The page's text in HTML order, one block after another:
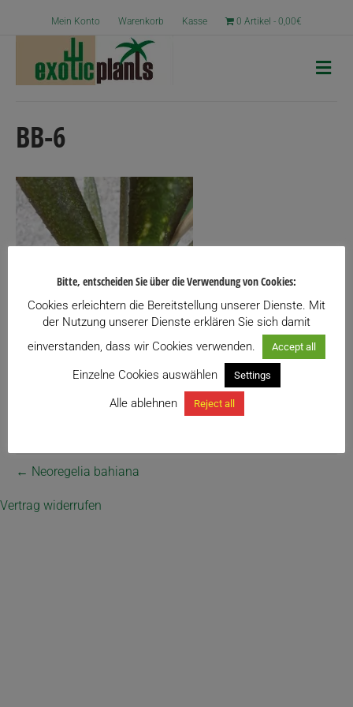
Mein Konto Warenkorb Kasse 0 Artikel 0,00€
N
a
BB-6
← Neoregelia bahiana
Vertrag widerrufen
Bitte, entscheiden Sie über die Verwendung von Cookies:
Cookies erleichtern die Bereitstellung unserer Dienste. Mit
der Nutzung unserer Dienste erklären Sie sich damit
einverstanden, dass wir Cookies verwenden.
Accept all
Einzelne Cookies auswählen Settings
Alle ablehnen Reject all